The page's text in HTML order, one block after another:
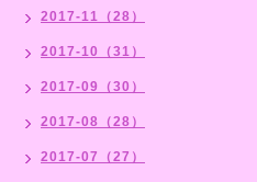
2017-11（28）
2017-10（31）
2017-09（30）
2017-08（28）
2017-07（27）